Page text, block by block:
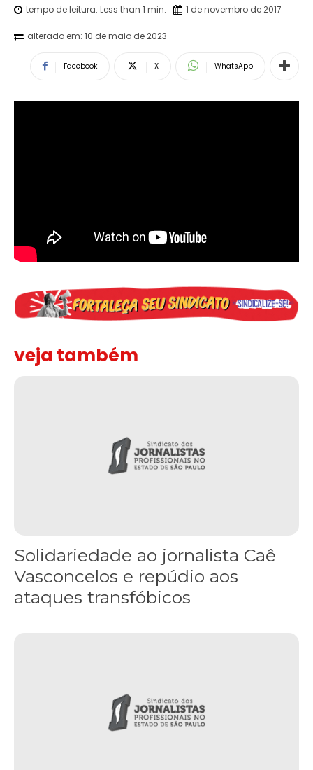
tempo de leitura: Less than 1 min. 1 de novembro de 2017
alterado em: 10 de maio de 2023
Facebook X WhatsApp
veja também
Solidariedade ao jornalista Caê
Vasconcelos e repúdio aos
ataques transfóbicos